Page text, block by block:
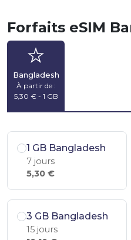
Forfaits eSIM
Bangladesh
À partir de :
5,30 € - 1 GB
1 GB Bangladesh
7 jours
5,30 €
3 GB Bangladesh
15 jours